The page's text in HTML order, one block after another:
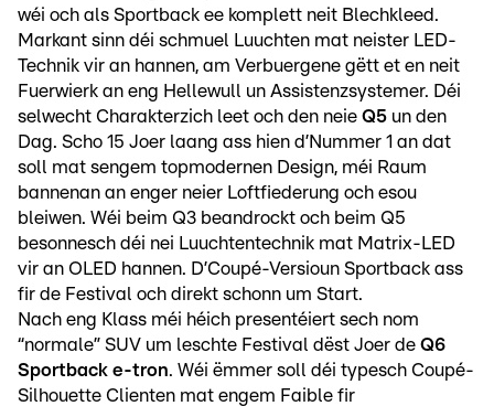
wéi och als Sportback ee komplett neit Blechkleed.
Markant sinn déi schmuel Luuchten mat neister LED-
Technik vir an hannen, am Verbuergene gëtt et en neit
Fuerwierk an eng Hellewull un Assistenzsystemer. Déi
selwecht Charakterzich leet och den neie Q5 un den
Dag. Scho 15 Joer laang ass hien d’Nummer 1 an dat
soll mat sengem topmodernen Design, méi Raum
bannenan an enger neier Loftfiederung och esou
bleiwen. Wéi beim Q3 beandrockt och beim Q5
besonnesch déi nei Luuchtentechnik mat Matrix-LED
vir an OLED hannen. D’Coupé-Versioun Sportback ass
fir de Festival och direkt schonn um Start.
Nach eng Klass méi héich presentéiert sech nom
“normale” SUV um leschte Festival dëst Joer de Q6
Sportback e-tron. Wéi ëmmer soll déi typesch Coupé-
Silhouette Clienten mat engem Faible fir